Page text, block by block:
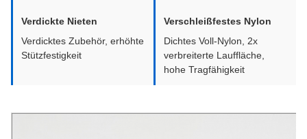
Verdickte Nieten
Verdicktes Zubehör, erhöhte
Stützfestigkeit
Verschleißfestes Nylon
Dichtes Voll-Nylon, 2x
verbreiterte Lauffläche,
hohe Tragfähigkeit